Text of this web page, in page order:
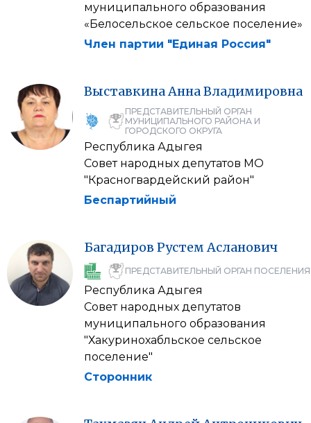
муниципального образования
«Белосельское сельское поселение»
Член партии "Единая Россия"
ВыставкинаАннаВладимировна
ПРЕДСТАВИТЕЛЬНЫЙ ОРГАН
МУНИЦИПАЛЬНОГО РАЙОНА И
ГОРОДСКОГО ОКРУГА
Республика Адыгея
Совет народных депутатов МО
"Красногвардейский район"
Беспартийный
Багадиров Рустем Асланович
ПРЕДСТАВИТЕЛЬНЫЙ ОРГАН ПОСЕЛЕНИЯ
Республика Адыгея
Совет народных депутатов
муниципального образования
"Хакуринохабльское сельское
поселение"
Сторонник